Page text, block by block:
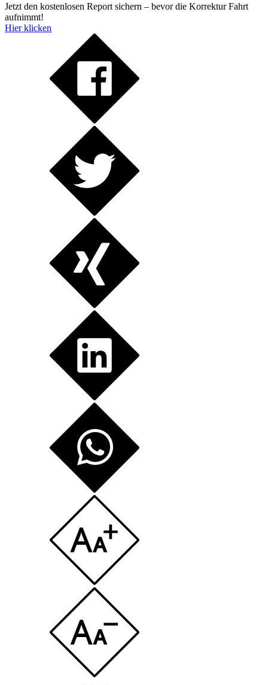
Jetzt den kostenlosen Report sichern – bevor die Korrektur Fahrt
aufnimmt!
Hier klicken